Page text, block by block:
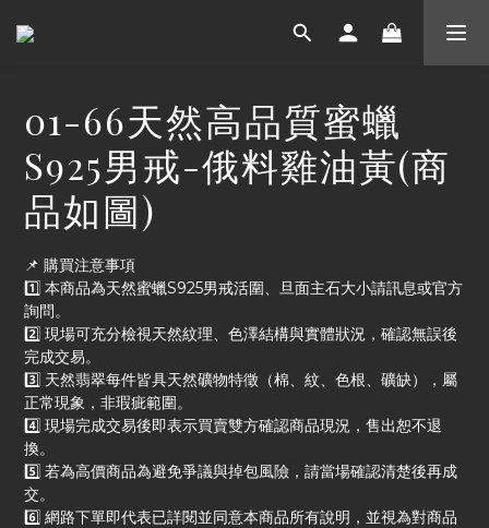
01-66天然高品質蜜蠟
S925男戒-俄料雞油黃(商
品如圖)
📌 購買注意事項
1️⃣ 本商品為天然蜜蠟S925男戒活圍、旦面主石大小請訊息或官方
詢問。
2️⃣ 現場可充分檢視天然紋理、色澤結構與實體狀況，確認無誤後
完成交易。
3️⃣ 天然翡翠每件皆具天然礦物特徵（棉、紋、色根、礦缺），屬
正常現象，非瑕疵範圍。
4️⃣ 現場完成交易後即表示買賣雙方確認商品現況，售出恕不退
換。
5️⃣ 若為高價商品為避免爭議與掉包風險，請當場確認清楚後再成
交。
6️⃣ 網路下單即代表已詳閱並同意本商品所有說明，並視為對商品